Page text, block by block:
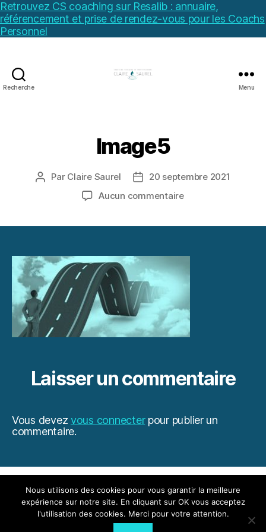
Retrouvez CS coaching sur Resalib : annuaire,
référencement et prise de rendez-vous pour les Coachs
Personnel
Recherche Menu
Image5
Auteur
Par Claire Saurel
Date20 septembre 2021
Aucun commentairesur
Laisser un commentaire
Vous devezvous connecterpour publier un
commentaire.
Mentions légales
Nous utilisons des cookies pour vous garantir la meilleure
expérience sur notre site. En cliquant sur OK vous acceptez
l'utilisation des cookies. Merci pour votre attention.